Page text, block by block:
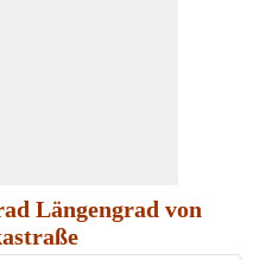
Längengrad von